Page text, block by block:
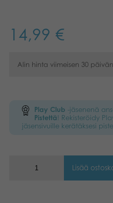
Sovellukset
Svenska
14,99 €
Alin hinta viimeisen 30
Play Club -jäsenenä
Pistettä! Rekisteröidy
jäsensivuille kerätäksesi
Lisää